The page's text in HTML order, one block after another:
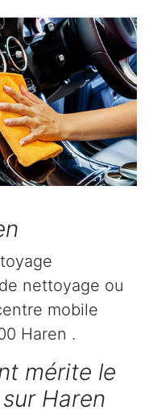
nettoyage ou
mobile
Haren .
mérite le
Haren